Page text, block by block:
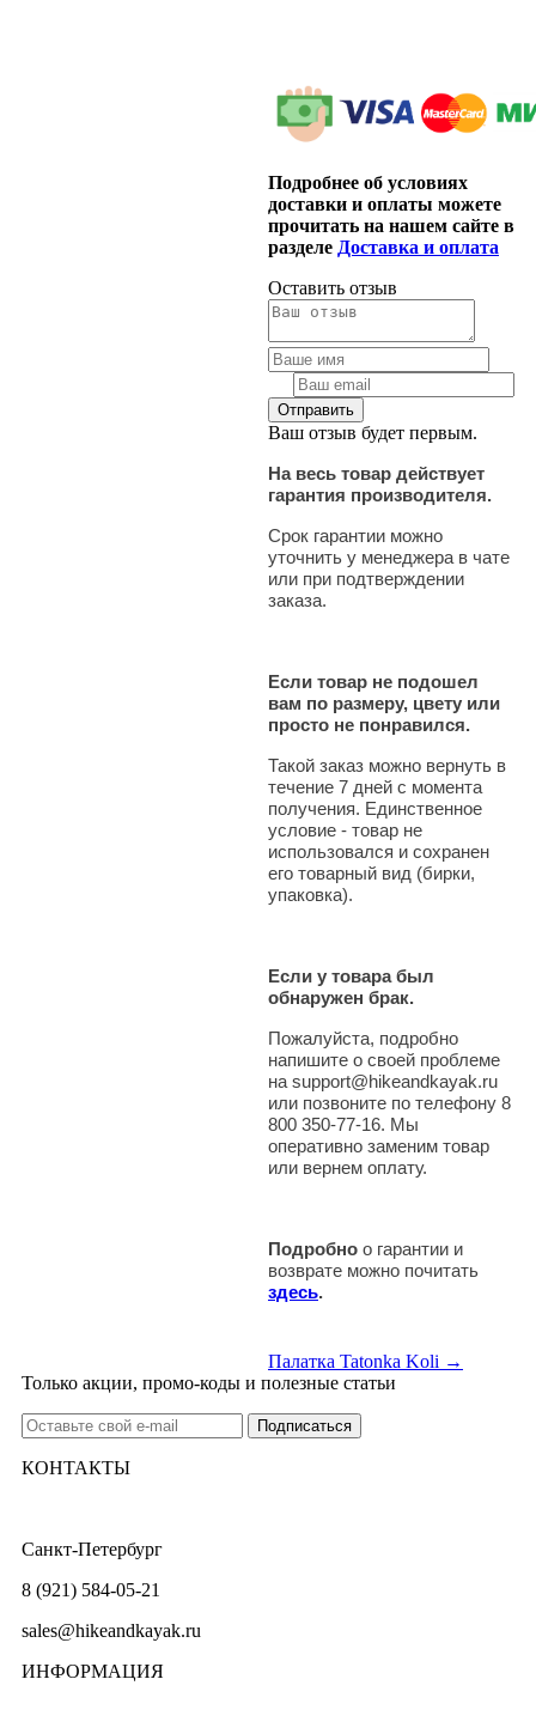
Подробнее об условиях
доставки и оплаты можете
прочитать на нашем сайте в
разделе Доставка и оплата
Оставить отзыв
Ваш отзыв будет первым.
На весь товар действует
гарантия производителя.
Срок гарантии можно
уточнить у менеджера в чате
или при подтверждении
заказа.
Если товар не подошел
вам по размеру, цвету или
просто не понравился.
Такой заказ можно вернуть в
течение 7 дней с момента
получения. Единственное
условие - товар не
использовался и сохранен
его товарный вид (бирки,
упаковка).
Если у товара был
обнаружен брак.
Пожалуйста, подробно
напишите о своей проблеме
на support@hikeandkayak.ru
или позвоните по телефону 8
800 350-77-16. Мы
оперативно заменим товар
или вернем оплату.
Подробно о гарантии и
возврате можно почитать
здесь.
Палатка Tatonka Koli →
Только акции, промо-коды и полезные статьи
КОНТАКТЫ
Санкт-Петербург
8 (921) 584-05-21
sales@hikeandkayak.ru
ИНФОРМАЦИЯ